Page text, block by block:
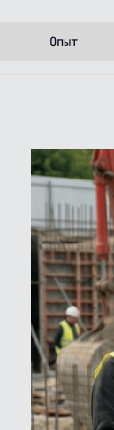
Опыт